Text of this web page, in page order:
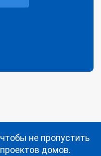
не пропустить
домов.